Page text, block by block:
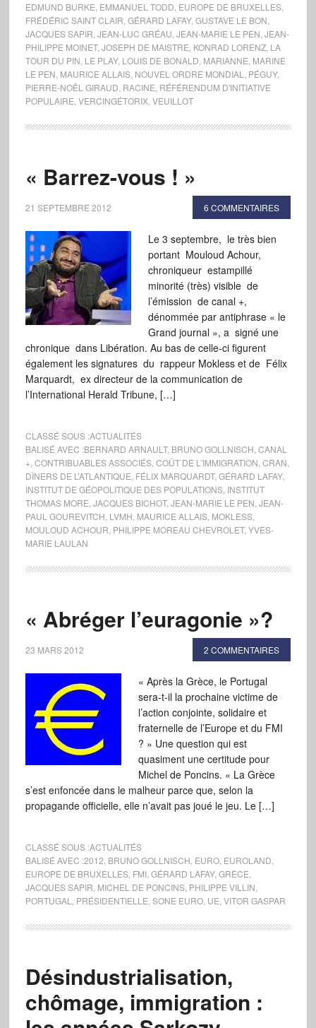
EDMUND BURKE EMMANUEL TODD EUROPE DE BRUXELLES,
FRÉDÉRIC SAINT CLAIR GÉRARD LAFAY, GUSTAVE LE BON
JACQUES SAPIR JEAN-LUC GRÉAU JEAN-MARIE LE PEN JEAN-
PHILIPPE MOINET, JOSEPH DE MAISTRE KONRAD LORENZ, LA
TOUR DU PIN LE PLAY, LOUIS DE BONALD MARIANNE MARINE
LE PEN MAURICE ALLAIS, NOUVEL ORDRE MONDIAL PÉGUY,
PIERRE-NOËL GIRAUD RACINE RÉFÉRENDUM D'INITIATIVE
POPULAIRE VERCINGÉTORIX, VEUILLOT
« Barrez-vous ! »
21 SEPTEMBRE 2012 6 COMMENTAIRES
Le 3 septembre, le très bien
portant Mouloud Achour,
chroniqueur estampillé
minorité (très) visible de
l’émission de canal +,
dénommée par antiphrase « le
Grand journal », a signé une
chronique dans Libération. Au bas de celle-ci figurent
également les signatures du rappeur Mokless et de Félix
Marquardt, ex directeur de la communication de
l’International Herald Tribune, […]
CLASSÉ SOUS :ACTUALITÉS
BALISÉ AVEC :BERNARD ARNAULT, BRUNO GOLLNISCH CANAL
+ CONTRIBUABLES ASSOCIÉS, COÛT DE L'IMMIGRATION CRAN
DÎNERS DE L’ATLANTIQUE FÉLIX MARQUARDT, GÉRARD LAFAY,
INSTITUT DE GÉOPOLITIQUE DES POPULATIONS, INSTITUT
THOMAS MORE JACQUES BICHOT, JEAN-MARIE LE PEN JEAN-
PAUL GOUREVITCH LVMH MAURICE ALLAIS, MOKLESS,
MOULOUD ACHOUR PHILIPPE MOREAU CHEVROLET, YVES-
MARIE LAULAN
« Abréger l’euragonie »?
23 MARS 2012 2 COMMENTAIRES
« Après la Grèce, le Portugal
sera-t-il la prochaine victime de
l’action conjointe, solidaire et
fraternelle de l’Europe et du FMI
? » Une question qui est
quasiment une certitude pour
Michel de Poncins. « La Grèce
s’est enfoncée dans le malheur parce que, selon la
propagande officielle, elle n’avait pas joué le jeu. Le […]
CLASSÉ SOUS :ACTUALITÉS
BALISÉ AVEC :2012 BRUNO GOLLNISCH EURO, EUROLAND
EUROPE DE BRUXELLES, FMI, GÉRARD LAFAY, GRÈCE
JACQUES SAPIR MICHEL DE PONCINS, PHILIPPE VILLIN
PORTUGAL
PRÉSIDENTIELLE SONE EURO, UE VITOR GASPAR
Désindustrialisation,
chômage, immigration :